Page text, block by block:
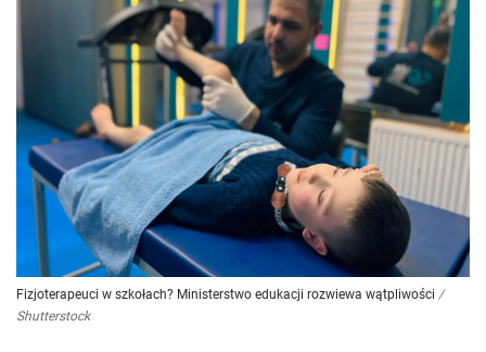
Fizjoterapeuci w szkołach? Ministerstwo edukacji rozwiewa wątpliwości /
Shutterstock